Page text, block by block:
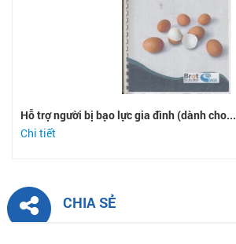
Hỗ trợ người bị bạo lực gia đình (dành cho...
Chi tiết
CHIA SẺ